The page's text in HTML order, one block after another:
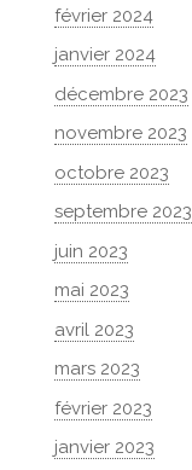
février 2024
janvier 2024
décembre 2023
novembre 2023
octobre 2023
septembre 2023
juin 2023
mai 2023
avril 2023
mars 2023
février 2023
janvier 2023